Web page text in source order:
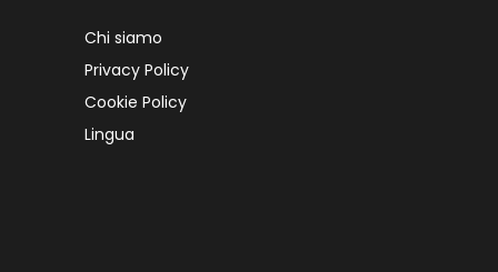
Chi siamo
Privacy Policy
Cookie Policy
Lingua